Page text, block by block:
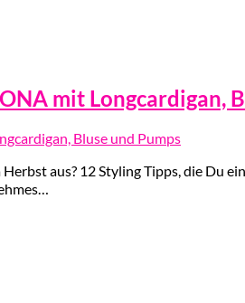
mit Longcardigan,
aus? 12 Styling Tipps, die Du